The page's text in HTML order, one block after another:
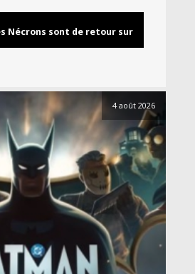
Nécrons sont de retour sur
4 août 2026